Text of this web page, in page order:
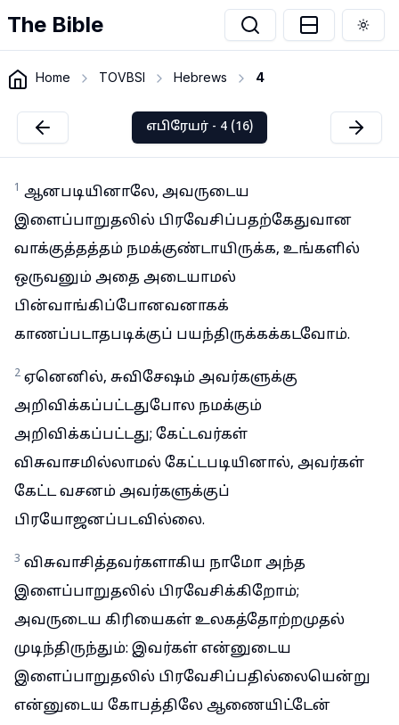
The Bible
Home TOVBSI Hebrews 4
எபிரேயர் - 4 (16)
1 ஆனபடியினாலே, அவருடைய
இளைப்பாறுதலில் பிரவேசிப்பதற்கேதுவான
வாக்குத்தத்தம் நமக்குண்டாயிருக்க, உங்களில்
ஒருவனும் அதை அடையாமல்
பின்வாங்கிப்போனவனாகக்
காணப்படாதபடிக்குப் பயந்திருக்கக்கடவோம்.
2 ஏனெனில், சுவிசேஷம் அவர்களுக்கு
அறிவிக்கப்பட்டதுபோல நமக்கும்
அறிவிக்கப்பட்டது; கேட்டவர்கள்
விசுவாசமில்லாமல் கேட்டபடியினால், அவர்கள்
கேட்ட வசனம் அவர்களுக்குப்
பிரயோஜனப்படவில்லை.
3 விசுவாசித்தவர்களாகிய நாமோ அந்த
இளைப்பாறுதலில் பிரவேசிக்கிறோம்;
அவருடைய கிரியைகள் உலகத்தோற்றமுதல்
முடிந்திருந்தும்: இவர்கள் என்னுடைய
இளைப்பாறுதலில் பிரவேசிப்பதில்லையென்று
என்னுடைய கோபத்திலே ஆணையிட்டேன்